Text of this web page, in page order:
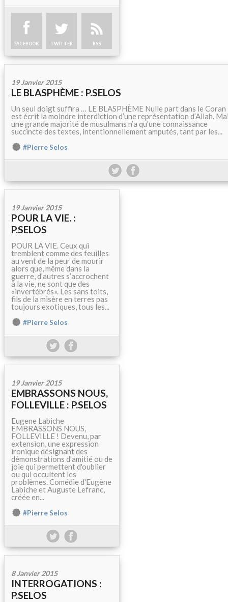
FACEBOOK TWITTER RSS
19 Janvier 2015
LE BLASPHÈME : P.SELOS
Un seul doigt suffira … LE BLASPHÈME Nulle part dans le Coran
est écrit la moindre interdiction d’une représentation d’Allah.
une grande majorité de musulmans n’a qu’une connaissance
succincte des textes, intentionnellement amputés, tant par les...
#Pierre Selos
19 Janvier 2015
POUR LA VIE. :
P.SELOS
POUR LA VIE. Ceux qui
tremblent comme des feuilles
au vent de la peur de mourir
alors que, même dans la
guerre, d’autres s’accrochent
à la vie, ne sont que des
«invertébrés». Les sans toits,
fils de la misère en terres pas
toujours exotiques, tous les...
#Pierre Selos
19 Janvier 2015
EMBRASSONS NOUS,
FOLLEVILLE : P.SELOS
Eugene Labiche
EMBRASSONS NOUS,
FOLLEVILLE ! Devenu, par
extension, une expression
ironique désignant des
démonstrations d'amitié ou de
joie qui permettent d'oublier
ou qui occultent les
problèmes. Comédie d'Eugène
Labiche et Auguste Lefranc,
créée en...
#Pierre Selos
8 Janvier 2015
INTERROGATIONS :
P.SELOS